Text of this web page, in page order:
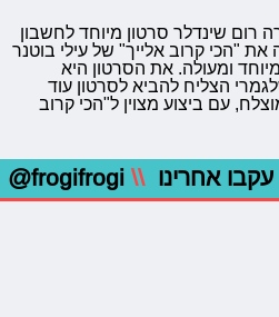
שינדלר סרטון מיוחד לחשבון
"הכי קרוב אלייך" של עילי בוטנר
ומעולה. את הסרטון היא
הצליח להביא לסרטון עוד
עם ביצוע מצוין ל"הכי קרוב
@frogifrogi \\ עקבו אחרינו